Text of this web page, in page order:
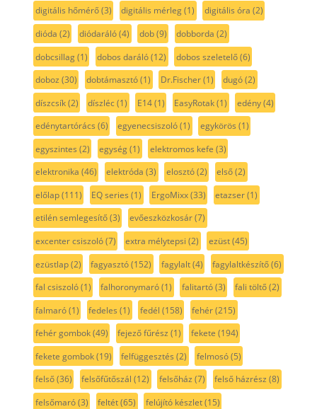
digitális hőmérő(3) digitális mérleg(1) digitális óra (2)
dióda (2) diódaráló(4) dob(9) dobborda (2)
dobcsillag(1) dobos daráló(12) dobos szeletelő(6)
doboz (30) dobtámasztó(1) Dr.Fischer(1) dugó(2)
díszcsík(2) díszléc(1) E14(1) EasyRotak(1) edény(4)
edénytartórács (6) egyenecsiszoló(1) egykörös (1)
egyszintes (2) egység(1) elektromos kefe (3)
elektronika (46) elektróda (3) elosztó(2) első(2)
előlap(111) EQ series (1) ErgoMixx(33) etazser(1)
etilén semlegesítő(3) evőeszközkosár(7)
excenter csiszoló(7) extra mélytepsi (2) ezüst(45)
ezüstlap(2) fagyasztó(152) fagylalt(4) fagylaltkészítő(6)
fal csiszoló(1) falhoronymaró(1) falitartó(3) fali töltő(2)
falmaró(1) fedeles (1) fedél (158) fehér(215)
fehér gombok(49) fejező fűrész (1) fekete (194)
fekete gombok(19) felfüggesztés (2) felmosó(5)
felső(36) felsőfűtőszál (12) felsőház (7) felső házrész (8)
felsőmaró(3) feltét(65) felújító készlet(15)